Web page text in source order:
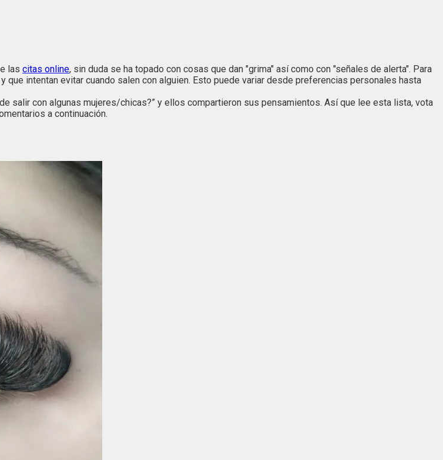
las citas online, sin duda se ha topado con cosas que dan "grima" así como con "señales de alerta". Para
intentan evitar cuando salen con alguien. Esto puede variar desde preferencias personales hasta
salir con algunas mujeres/chicas?” y ellos compartieron sus pensamientos. Así que lee esta lista, vota
a continuación.